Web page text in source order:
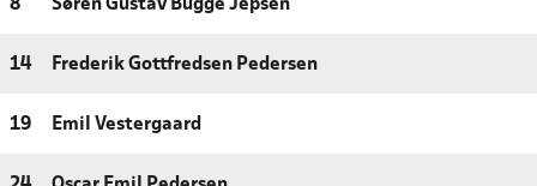
8 Søren Gustav Bugge Jepsen
14 Frederik Gottfredsen Pedersen
19 Emil Vestergaard